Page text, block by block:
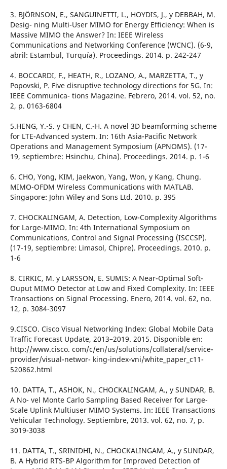
3. BJÖRNSON, E., SANGUINETTI, L., HOYDIS, J., y DEBBAH, M.
Desig- ning Multi-User MIMO for Energy Efficiency: When is
Massive MIMO the Answer? In: IEEE Wireless
Communications and Networking Conference (WCNC). (6-9,
abril: Estambul, Turquía). Proceedings. 2014. p. 242-247
4. BOCCARDI, F., HEATH, R., LOZANO, A., MARZETTA, T., y
Popovski, P. Five disruptive technology directions for 5G. In:
IEEE Communica- tions Magazine. Febrero, 2014. vol. 52, no.
2, p. 0163-6804
5.HENG, Y.-S. y CHEN, C.-H. A novel 3D beamforming scheme
for LTE-Advanced system. In: 16th Asia-Pacific Network
Operations and Management Symposium (APNOMS). (17-
19, septiembre: Hsinchu, China). Proceedings. 2014. p. 1-6
6. CHO, Yong, KIM, Jaekwon, Yang, Won, y Kang, Chung.
MIMO-OFDM Wireless Communications with MATLAB.
Singapore: John Wiley and Sons Ltd. 2010. p. 395
7. CHOCKALINGAM, A. Detection, Low-Complexity Algorithms
for Large-MIMO. In: 4th International Symposium on
Communications, Control and Signal Processing (ISCCSP).
(17-19, septiembre: Limasol, Chipre). Proceedings. 2010. p.
1-6
8. CIRKIC, M. y LARSSON, E. SUMIS: A Near-Optimal Soft-
Ouput MIMO Detector at Low and Fixed Complexity. In: IEEE
Transactions on Signal Processing. Enero, 2014. vol. 62, no.
12, p. 3084-3097
9.CISCO. Cisco Visual Networking Index: Global Mobile Data
Traffic Forecast Update, 2013–2019. 2015. Disponible en:
http://www.cisco. com/c/en/us/solutions/collateral/service-
provider/visual-networ- king-index-vni/white_paper_c11-
520862.html
10. DATTA, T., ASHOK, N., CHOCKALINGAM, A., y SUNDAR, B.
A No- vel Monte Carlo Sampling Based Receiver for Large-
Scale Uplink Multiuser MIMO Systems. In: IEEE Transactions
Vehicular Technology. Septiembre, 2013. vol. 62, no. 7, p.
3019-3038
11. DATTA, T., SRINIDHI, N., CHOCKALINGAM, A., y SUNDAR,
B. A Hybrid RTS-BP Algorithm for Improved Detection of